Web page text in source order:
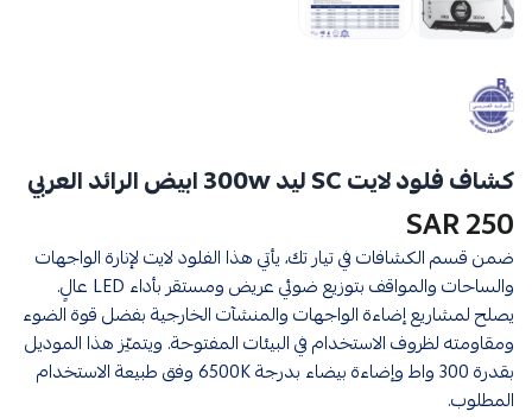
كشاف فلود لايت SC ليد 300w ابيض الرائد العربي
250 SAR
ضمن قسم الكشافات في تيار تك، يأتي هذا الفلود لايت لإنارة الواجهات
والساحات والمواقف بتوزيع ضوئي عريض ومستقر بأداء LED عالٍ.
يصلح لمشاريع إضاءة الواجهات والمنشآت الخارجية بفضل قوة الضوء
ومقاومته لظروف الاستخدام في البيئات المفتوحة. ويتميّز هذا الموديل
بقدرة 300 واط وإضاءة بيضاء بدرجة 6500K وفق طبيعة الاستخدام
المطلوب.